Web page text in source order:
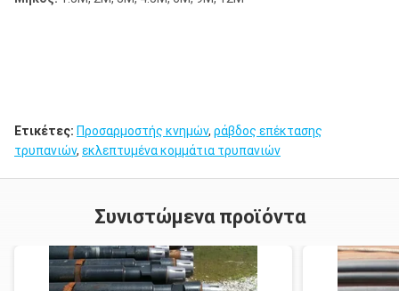
Ετικέτες: Προσαρμοστής κνημών, ράβδος επέκτασης
τρυπανιών, εκλεπτυμένα κομμάτια τρυπανιών
Συνιστώμενα προϊόντα